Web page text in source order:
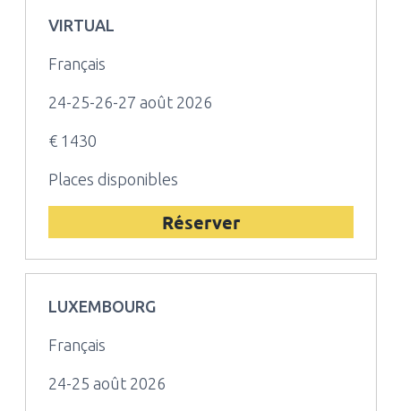
VIRTUAL
Français
24-25-26-27 août 2026
€ 1430
Places disponibles
Réserver
LUXEMBOURG
Français
24-25 août 2026